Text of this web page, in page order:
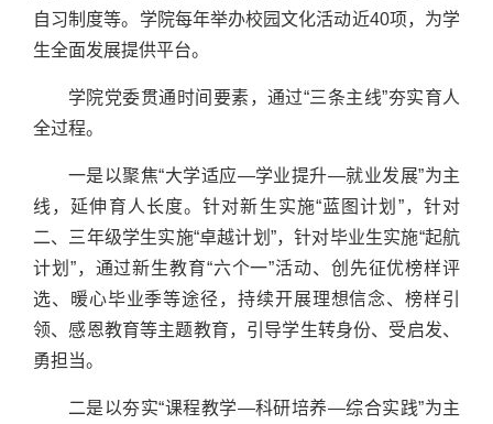
自习制度等。学院每年举办校园文化活动近40项，为学
生全面发展提供平台。
学院党委贯通时间要素，通过“三条主线”夯实育人
全过程。
一是以聚焦“大学适应—学业提升—就业发展”为主
线，延伸育人长度。针对新生实施“蓝图计划”，针对
二、三年级学生实施“卓越计划”，针对毕业生实施“起航
计划”，通过新生教育“六个一”活动、创先征优榜样评
选、暖心毕业季等途径，持续开展理想信念、榜样引
领、感恩教育等主题教育，引导学生转身份、受启发、
勇担当。
二是以夯实“课程教学—科研培养—综合实践”为主